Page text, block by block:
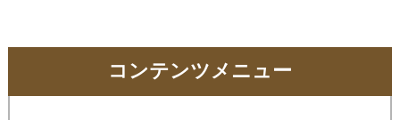
コンテンツメニュー